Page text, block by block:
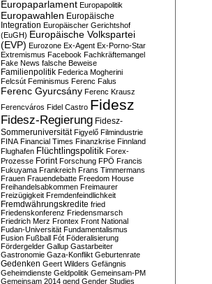
Europaparlament Europapolitik
Europawahlen Europäische
Integration Europäischer Gerichtshof
(EuGH) Europäische Volkspartei
(EVP) Eurozone Ex-Agent Ex-Porno-Star
Extremismus Facebook Fachkräftemangel
Fake News falsche Beweise
Familienpolitik Federica Mogherini
Felcsút Feminismus Ferenc Falus
Ferenc Gyurcsány Ferenc Krausz
Ferencváros Fidel Castro Fidesz
Fidesz-Regierung Fidesz-
Sommeruniversität Figyelő Filmindustrie
FINA Financial Times Finanzkrise Finnland
Flughafen Flüchtlingspolitik Forex-
Prozesse Forint Forschung FPÖ Francis
Fukuyama Frankreich Frans Timmermans
Frauen Frauendebatte Freedom House
Freihandelsabkommen Freimaurer
Freizügigkeit Fremdenfeindlichkeit
Fremdwährungskredite fried
Friedenskonferenz Friedensmarsch
Friedrich Merz Frontex Front National
Fudan-Universität Fundamentalismus
Fusion Fußball Fót Föderalisierung
Fördergelder Gallup Gastarbeiter
Gastronomie Gaza-Konflikt Geburtenrate
Gedenken Geert Wilders Gefängnis
Geheimdienste Geldpolitik Gemeinsam-PM
Gemeinsam 2014 gend Gender Studies